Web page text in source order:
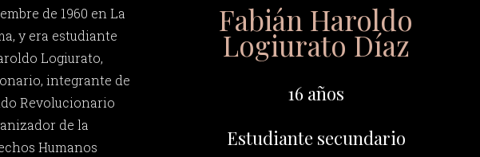
de 1960 en La
y era estudiante
Logiurato,
integrante de
Revolucionario
de la
Humanos
Fabián Haroldo
Logiurato Díaz
16 años
Estudiante secundario